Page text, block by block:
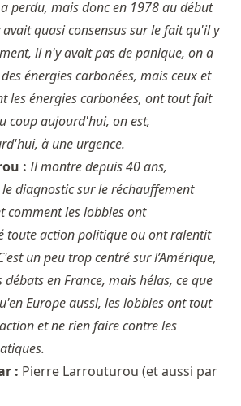
perdu, mais donc en 1978 au début
quasi consensus sur le fait qu'il y
il n'y avait pas de panique, on a
énergies carbonées, mais ceux et
les énergies carbonées, ont tout fait
coup aujourd'hui, on est,
à une urgence.
:Il montre depuis 40 ans,
diagnostic sur le réchauffement
comment les lobbies ont
toute action politique ou ont ralentit
un peu trop centré sur l’Amérique,
en France, mais hélas, ce que
Europe aussi, les lobbies ont tout
et ne rien faire contre les
: Pierre Larrouturou (et aussi par